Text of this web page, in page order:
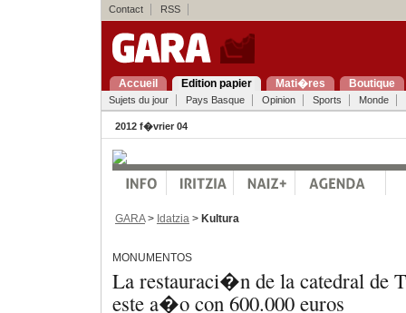
Contact RSS
Accueil Edition papier Mati�res Boutique
Sujets du jour Pays Basque Opinion Sports Monde
2012 f�vrier 04
GARA> Idatzia > Kultura
MONUMENTOS
La restauraci�n de la catedral de
este a�o con 600.000 euros